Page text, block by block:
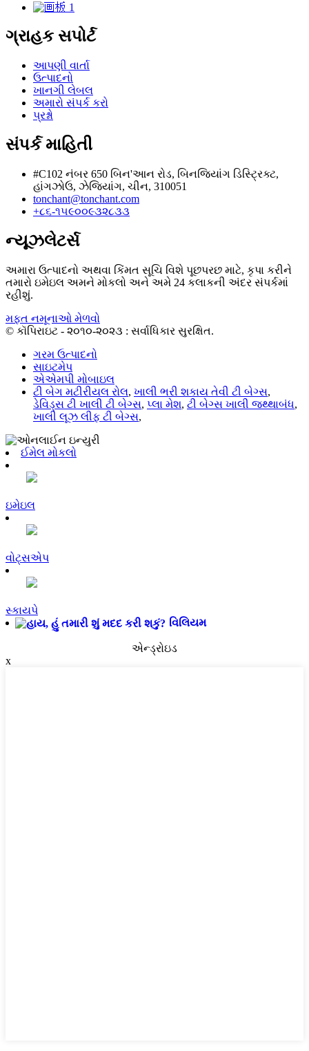
ગ્રાહક સપોર્ટ
આપણી વાર્તા
ઉત્પાદનો
ખાનગી લેબલ
અમારો સંપર્ક કરો
પ્રશ્નો
સંપર્ક માહિતી
#C102 નંબર 650 બિન'આન રોડ, બિનજિયાંગ ડિસ્ટ્રિક્ટ,
હાંગઝોઉ, ઝેજિયાંગ, ચીન, 310051
tonchant@tonchant.com
+૮૬-૧૫૯૦૦૯૩૨૮૩૩
ન્યૂઝલેટર્સ
અમારા ઉત્પાદનો અથવા કિંમત સૂચિ વિશે પૂછપરછ માટે, કૃપા કરીને
તમારો ઇમેઇલ અમને મોકલો અને અમે 24 કલાકની અંદર સંપર્કમાં
રહીશું.
મફત નમૂનાઓ મેળવો
© કૉપિરાઇટ - ૨૦૧૦-૨૦૨૩ : સર્વાધિકાર સુરક્ષિત.
ગરમ ઉત્પાદનો
સાઇટમેપ
એએમપી મોબાઇલ
ટી બેગ મટીરીયલ રોલ, ખાલી ભરી શકાય તેવી ટી બેગ્સ,
ડેવિડ્સ ટી ખાલી ટી બેગ્સ, પ્લા મેશ, ટી બેગ્સ ખાલી જથ્થાબંધ,
ખાલી લૂઝ લીફ ટી બેગ્સ,
ઈમેલ મોકલો
ઇમેઇલ
વોટ્સએપ
સ્કાયપે
વિલિયમ
એન્ડ્રોઇડ
x